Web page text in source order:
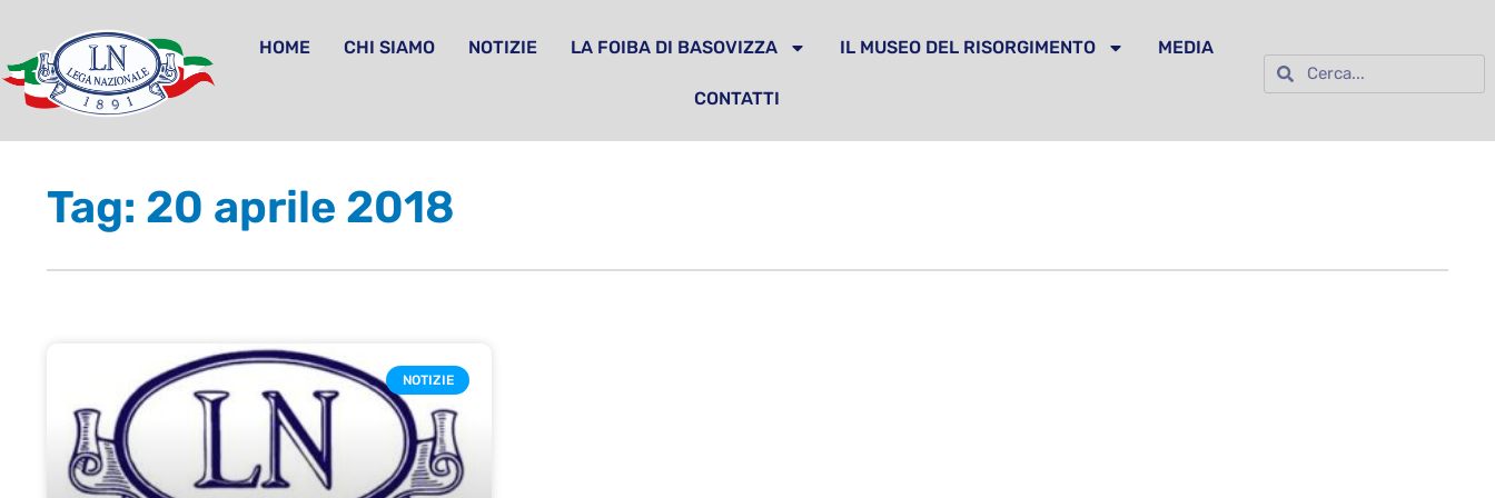
HOME CHI SIAMO NOTIZIE LA FOIBA DI BASOVIZZA IL MUSEO DEL RISORGIMENTO MEDIA
CONTATTI
Tag: 20 aprile 2018
NOTIZIE